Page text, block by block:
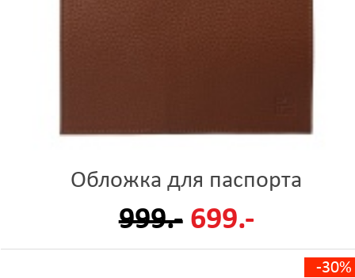
Обложка для паспорта
999.- 699.-
-30%